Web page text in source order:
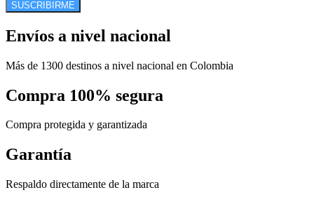
SUSCRIBIRME
Envíos a nivel nacional
Más de 1300 destinos a nivel nacional en Colombia
Compra 100% segura
Compra protegida y garantizada
Garantía
Respaldo directamente de la marca